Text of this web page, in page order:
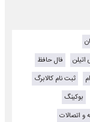
اتیلن
فال حافظ
ثبت نام کالابرگ
بوکینگ
و اتصالات